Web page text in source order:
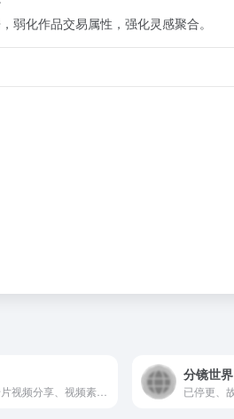
弱化作品交易属性，强化灵感聚合。
分镜世界